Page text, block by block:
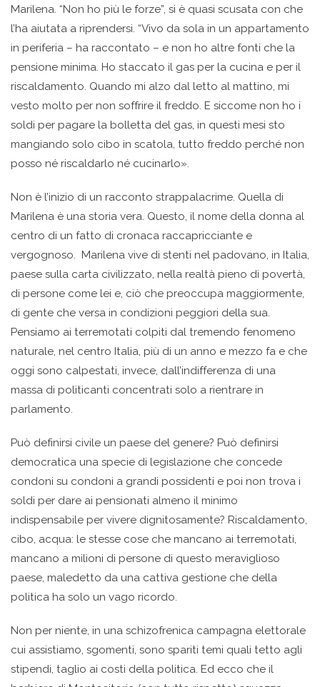
Marilena. “Non ho più le forze”, si è quasi scusata con che
l’ha aiutata a riprendersi. “Vivo da sola in un appartamento
in periferia – ha raccontato – e non ho altre fonti che la
pensione minima. Ho staccato il gas per la cucina e per il
riscaldamento. Quando mi alzo dal letto al mattino, mi
vesto molto per non soffrire il freddo. E siccome non ho i
soldi per pagare la bolletta del gas, in questi mesi sto
mangiando solo cibo in scatola, tutto freddo perché non
posso né riscaldarlo né cucinarlo».
Non è l’inizio di un racconto strappalacrime. Quella di
Marilena è una storia vera. Questo, il nome della donna al
centro di un fatto di cronaca raccapricciante e
vergognoso. Marilena vive di stenti nel padovano, in Italia,
paese sulla carta civilizzato, nella realtà pieno di povertà,
di persone come lei e, ciò che preoccupa maggiormente,
di gente che versa in condizioni peggiori della sua.
Pensiamo ai terremotati colpiti dal tremendo fenomeno
naturale, nel centro Italia, più di un anno e mezzo fa e che
oggi sono calpestati, invece, dall’indifferenza di una
massa di politicanti concentrati solo a rientrare in
parlamento.
Può definirsi civile un paese del genere? Può definirsi
democratica una specie di legislazione che concede
condoni su condoni a grandi possidenti e poi non trova i
soldi per dare ai pensionati almeno il minimo
indispensabile per vivere dignitosamente? Riscaldamento,
cibo, acqua: le stesse cose che mancano ai terremotati,
mancano a milioni di persone di questo meraviglioso
paese, maledetto da una cattiva gestione che della
politica ha solo un vago ricordo.
Non per niente, in una schizofrenica campagna elettorale
cui assistiamo, sgomenti, sono spariti temi quali tetto agli
stipendi, taglio ai costi della politica. Ed ecco che il